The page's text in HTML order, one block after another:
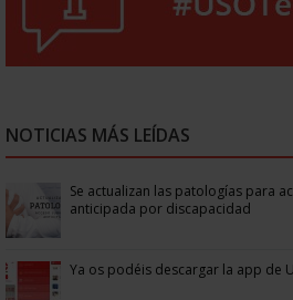
NOTICIAS MÁS LEÍDAS
Se actualizan las patologías para
anticipada por discapacidad
Ya os podéis descargar la app de